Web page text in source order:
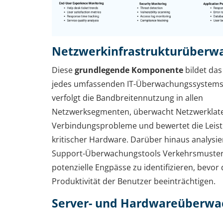
Diesegrundlegende Komponente bildet
jedes umfassenden IT-
verfolgt die Bandbreitennutzung in allen
Netzwerksegmenten, überwacht
Verbindungsprobleme und bewertet die
kritischer Hardware. Darüber hinaus
Support-Überwachungstools
potenzielle Engpässe zu identifizieren, bevor
Produktivität der Benutzer beeinträchtigen.
Server- und